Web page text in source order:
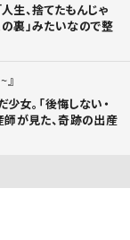
生、捨てたもんじゃ
裏」みたいなので整
少女。「後悔しない・
が見た、奇跡の出産